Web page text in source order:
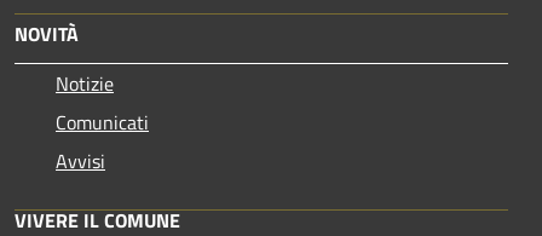
NOVITÀ
Notizie
Comunicati
Avvisi
VIVERE IL COMUNE